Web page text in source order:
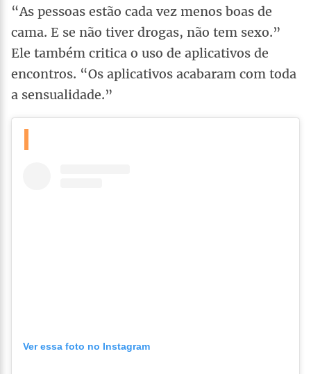
“As pessoas estão cada vez menos boas de
cama. E se não tiver drogas, não tem sexo.”
Ele também critica o uso de aplicativos de
encontros. “Os aplicativos acabaram com toda
a sensualidade.”
Ver essa foto no Instagram